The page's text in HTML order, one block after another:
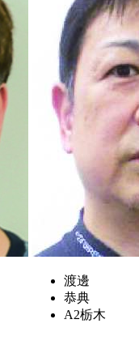
渡邊
恭典
A2栃木